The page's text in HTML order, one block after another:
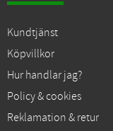
Kundtjänst
Köpvillkor
Hur handlar jag?
Policy & cookies
Reklamation & retur